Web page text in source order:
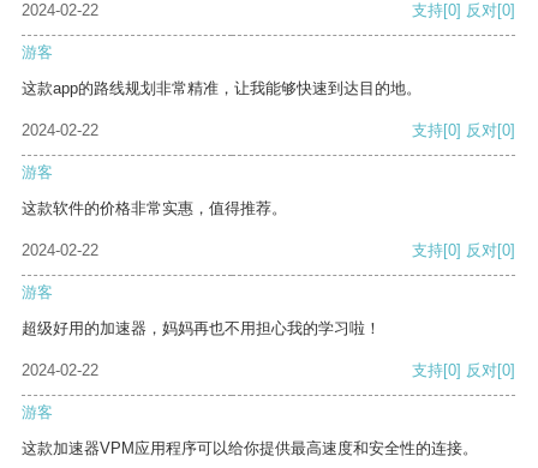
2024-02-22
支持[0] 反对[0]
游客
这款app的路线规划非常精准，让我能够快速到达目的地。
2024-02-22 支持[0] 反对[0]
游客
这款软件的价格非常实惠，值得推荐。
2024-02-22 支持[0] 反对[0]
游客
超级好用的加速器，妈妈再也不用担心我的学习啦！
2024-02-22 支持[0] 反对[0]
游客
这款加速器VPM应用程序可以给你提供最高速度和安全性的连接。